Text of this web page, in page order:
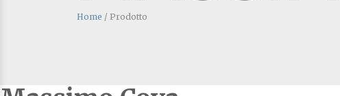
Home / Prodotto